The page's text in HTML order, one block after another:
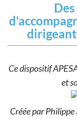
Ce dispositif
et
Créée par